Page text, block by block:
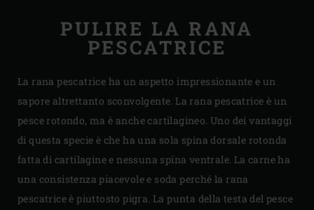
PULIRE LA RANA
PESCATRICE
La rana pescatrice ha un aspetto impressionante e un
sapore altrettanto sconvolgente. La rana pescatrice è un
pesce rotondo, ma è anche cartilagineo. Uno dei vantaggi
di questa specie è che ha una sola spina dorsale rotonda
fatta di cartilagine e nessuna spina ventrale. La carne ha
una consistenza piacevole e soda perché la rana
pescatrice è piuttosto pigra. La punta della testa del pesce